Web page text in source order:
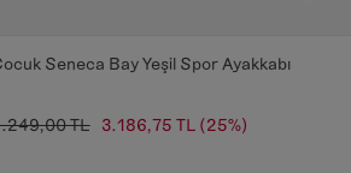
Seneca Bay Yeşil Spor Ayakkabı
TL 3.186,75 TL (25%)